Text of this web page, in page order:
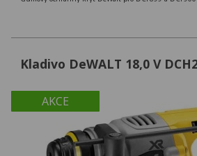
AKCE
Kladivo DeWALT 18,0 V